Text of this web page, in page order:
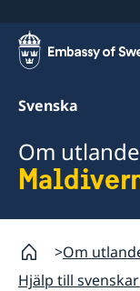
Svenska
Om
Om
Hjälp till